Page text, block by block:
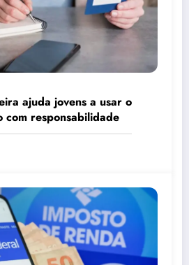
ajuda jovens a usar o
responsabilidade